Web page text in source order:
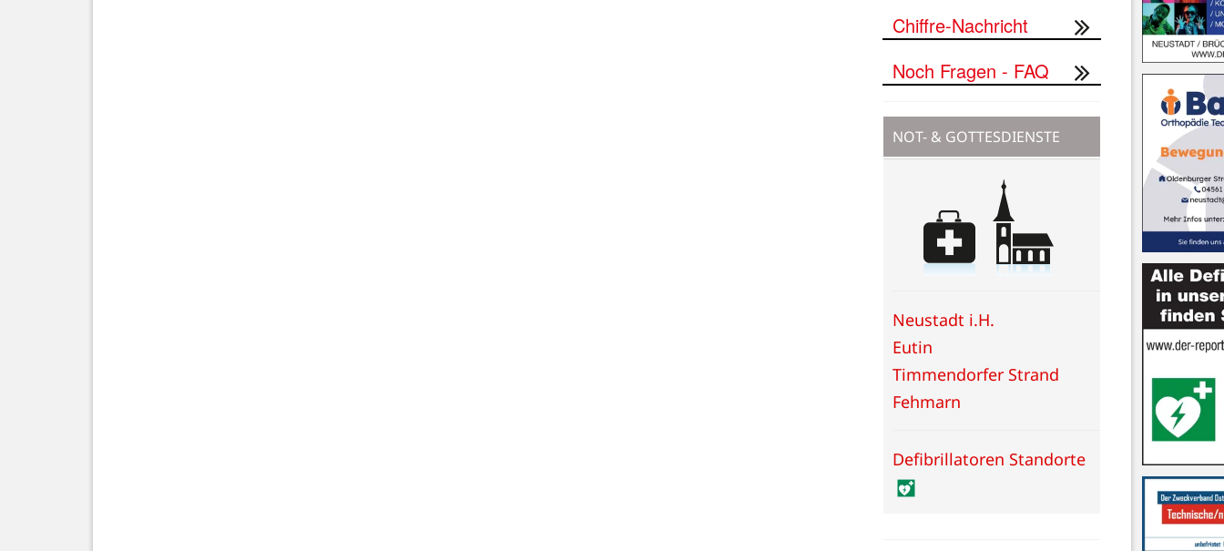
Chiffre-Nachricht
Noch Fragen - FAQ
NOT- & GOTTESDIENSTE
Neustadt i.H.
Eutin
Timmendorfer Strand
Fehmarn
Defibrillatoren Standorte